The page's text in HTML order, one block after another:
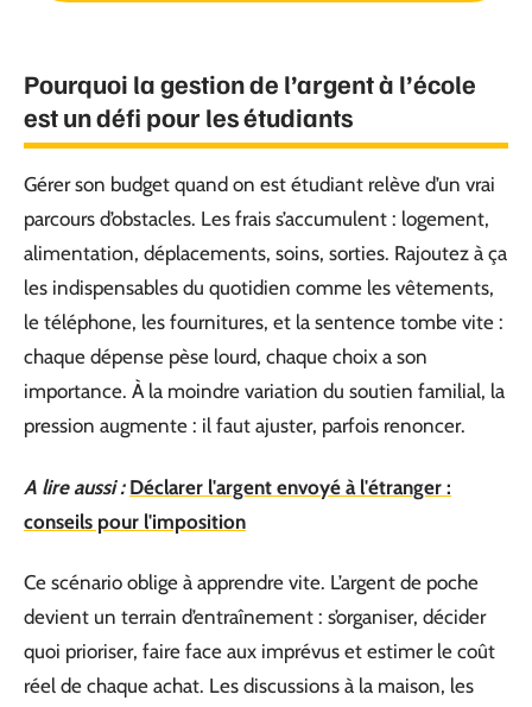
Pourquoi la gestion de l’argent à l’école
est un défi pour les étudiants
Gérer son budget quand on est étudiant relève d’un vrai
parcours d’obstacles. Les frais s’accumulent : logement,
alimentation, déplacements, soins, sorties. Rajoutez à ça
les indispensables du quotidien comme les vêtements,
le téléphone, les fournitures, et la sentence tombe vite :
chaque dépense pèse lourd, chaque choix a son
importance. À la moindre variation du soutien familial, la
pression augmente : il faut ajuster, parfois renoncer.
A lire aussi : Déclarer l'argent envoyé à l'étranger :
conseils pour l'imposition
Ce scénario oblige à apprendre vite. L’argent de poche
devient un terrain d’entraînement : s’organiser, décider
quoi prioriser, faire face aux imprévus et estimer le coût
réel de chaque achat. Les discussions à la maison, les